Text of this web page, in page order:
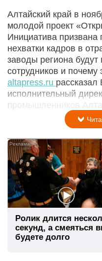
Алтайский край в
молодой проект
Инициатива
нехватки кадров в
заводы региона
сотрудников и
altapress.ru
исполнительный
промышленников
Ролик длится
секунд, а смеяться
будете долго